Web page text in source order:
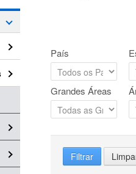
País
Grandes Áreas
Filtrar